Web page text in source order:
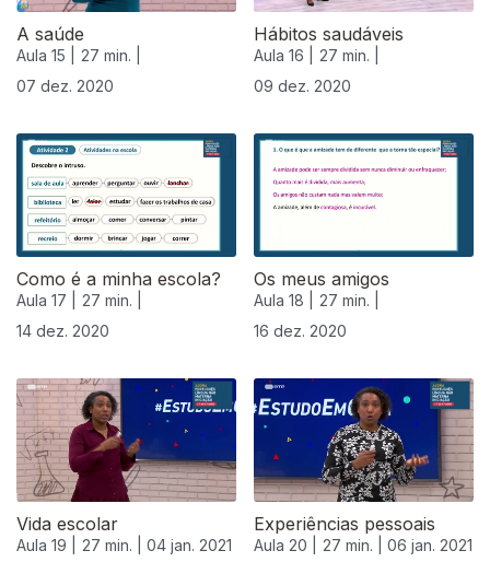
A saúde
Aula 15 |
27 min. |
07 dez. 2020
Hábitos saudáveis
Aula 16 |
27 min. |
09 dez. 2020
Como é a minha escola?
Aula 17 |
27 min. |
14 dez. 2020
Os meus amigos
Aula 18 |
27 min. |
16 dez. 2020
Vida escolar
Aula 19 | 27 min. | 04 jan. 2021
Experiências pessoais
Aula 20 | 27 min. | 06 jan. 2021